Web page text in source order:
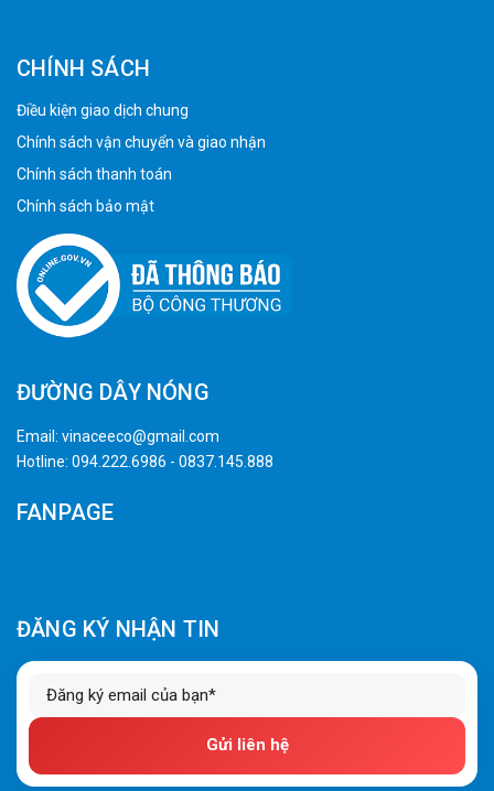
CHÍNH SÁCH
Điều kiện giao dịch chung
Chính sách vận chuyển và giao nhận
Chính sách thanh toán
Chính sách bảo mật
ĐƯỜNG DÂY NÓNG
Email: vinaceeco@gmail.com
Hotline: 094.222.6986 - 0837.145.888
FANPAGE
ĐĂNG KÝ NHẬN TIN
Gửi liên hệ